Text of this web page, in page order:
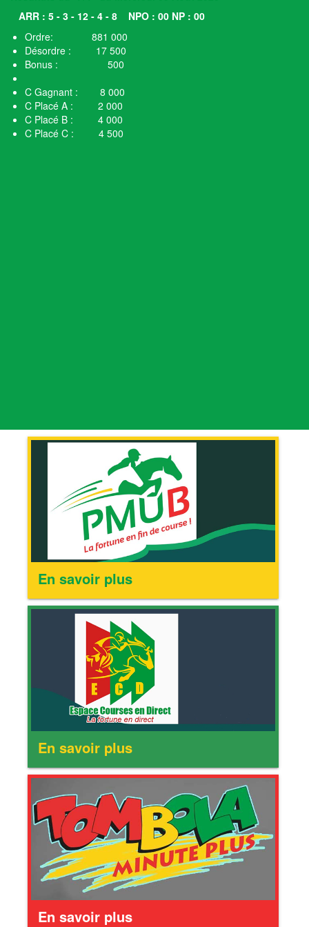
ARR : 5 - 3 - 12 - 4 - 8 NPO : 00 NP : 00
Ordre: 881 000
Désordre : 17 500
Bonus : 500
C Gagnant : 8 000
C Placé A : 2 000
C Placé B : 4 000
C Placé C : 4 500
En savoir plus
En savoir plus
En savoir plus